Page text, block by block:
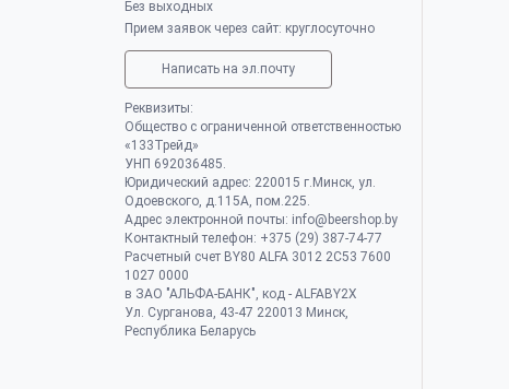
Без выходных
Прием заявок через сайт: круглосуточно
Написать на эл.почту
Реквизиты:
Общество с ограниченной ответственностью
«133Трейд»
УНП 692036485​.
Юридический адрес: 220015 г.Минск, ул.
Одоевского, д.115А, пом.225.
Адрес электронной почты: info@beershop.by
Контактный телефон: +375 (29) 387-74-77
Расчетный счет BY80 ALFA 3012 2C53 7600
1027 0000
в ЗАО "АЛЬФА-БАНК", код - ALFABY2X
Ул. Сурганова, 43-47 220013 Минск,
Республика Беларусь